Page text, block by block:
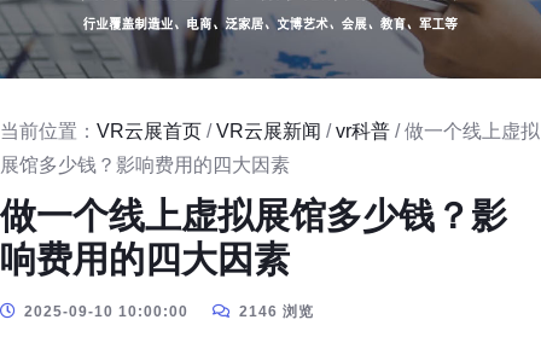
当前位置： VR云展首页 /VR云展新闻 /vr科普 / 做一个线上虚拟
展馆多少钱？影响费用的四大因素
做一个线上虚拟展馆多少钱？影
响费用的四大因素
2025-09-10 10:00:00 2146 浏览